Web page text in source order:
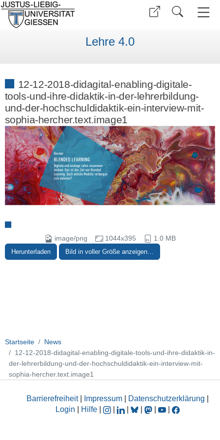
Lehre 4.0
12-12-2018-didagital-enabling-digitale-
tools-und-ihre-didaktik-in-der-lehrerbildung-
und-der-hochschuldidaktik-ein-interview-mit-
sophia-hercher.text.image1
image/png 1044x395 1.0 MB
Herunterladen Bild in voller Größe anzeigen…
Startseite
News
12-12-2018-didagital-enabling-digitale-tools-und-ihre-didaktik-in-
der-lehrerbildung-und-der-hochschuldidaktik-ein-interview-mit-
sophia-hercher.text.image1
Barrierefreiheit| Impressum Datenschutzerklärung
Login
Hilfe